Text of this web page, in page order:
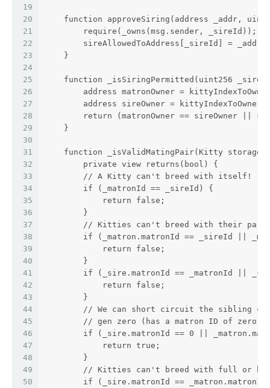
19
20
21
22
23
24
25
26
27
28
29
30
31
32
33
34
35
36
37
38
39
40
41
42
43
44
45
46
47
48
49
50
function approveSiring(address _addr,
        require(_owns(msg.sender, _sireId));
        sireAllowedToAddress[_sireId] = _addr;
    }
function _isSiringPermitted(uint256
address matronOwner =
address sireOwner =
return (matronOwner == sireOwner ||
    }
function _isValidMatingPair(Kitty storage
        private view returns(bool) {
        // A Kitty can't breed with itself!
        if (_matronId == _sireId) {
            return false;
        }
// Kitties can't breed with their
if (_matron.matronId == _sireId ||
            return false;
        }
if (_sire.matronId == _matronId ||
            return false;
        }
// We can short circuit the sibling
        // gen zero (has a matron ID of zero).
if (_sire.matronId == 0 ||
            return true;
        }
// Kitties can't breed with full or
if (_sire.matronId ==